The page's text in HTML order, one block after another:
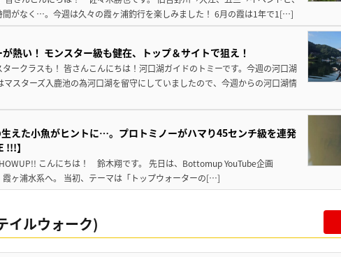
間がなく…。今週は久々の霞ヶ浦釣行を楽しみました！ 6月の霞は1年で1[…]
が熱い！ モンスター級も健在、トップ＆サイトで狙え！
ークラスも！ 皆さんこんにちは！河口湖ガイドのトミーです。今週の河口湖
スターズ入鹿池の為河口湖を留守にしていましたので、今週からの河口湖情
生えた小魚がヒントに…。プロトミノーがハマり45センチ級を連発
!!!】
こんにちは！ 鈴木翔です。 先日は、Bottomup YouTube企画
霞ヶ浦水系へ。 当初、テーマは「トップウォーターの[…]
イルウォーク)